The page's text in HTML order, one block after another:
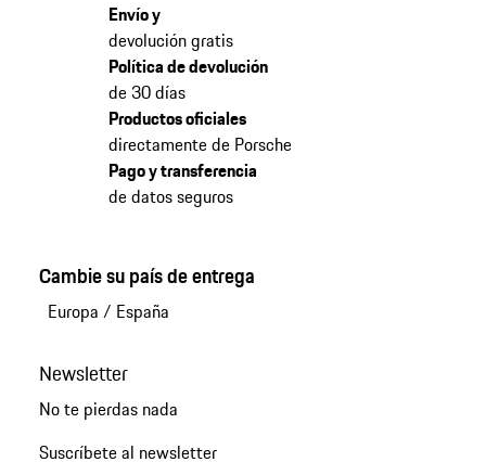
Envío y
devolución gratis
Política de devolución
de 30 días
Productos oficiales
directamente de Porsche
Pago y transferencia
de datos seguros
Cambie su país de entrega
Europa / España
Newsletter
No te pierdas nada
Suscríbete al newsletter